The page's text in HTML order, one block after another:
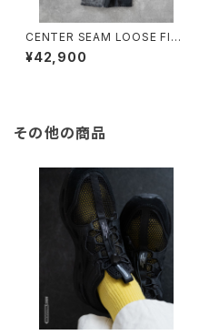
CENTER SEAM LOOSE FIT/
16108#3/センターシームルー
ズフィット
¥42,900
その他の商品